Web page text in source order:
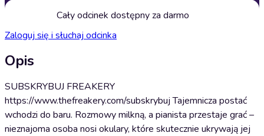
Cały odcinek dostępny za darmo
Zaloguj się i słuchaj odcinka
Opis
SUBSKRYBUJ FREAKERY
https://www.thefreakery.com/subskrybuj Tajemnicza postać
wchodzi do baru. Rozmowy milkną, a pianista przestaje grać –
nieznajoma osoba nosi okulary, które skutecznie ukrywają jej